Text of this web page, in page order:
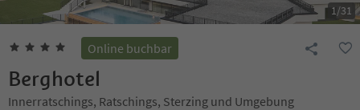
1/31
Online buchbar
Berghotel
Innerratschings, Ratschings, Sterzing und Umgebung